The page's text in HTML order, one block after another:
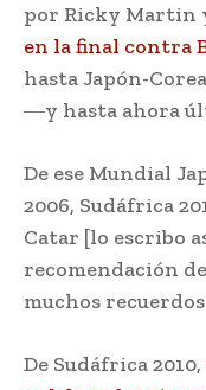
por Ricky Martin
en la final contra
hasta Japón-
―y hasta ahora
De ese Mundial
2006, Sudáfrica
Catar [lo escribo
recomendación
muchos
De Sudáfrica 2010,